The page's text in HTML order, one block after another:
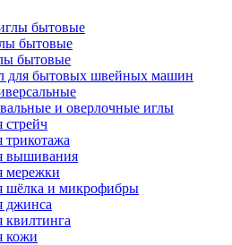
бытовые
бытовые
бытовые
для бытовых швейных машин
и оверлочные иглы
стрейч
вышивания
мережки
шёлка и микрофибры
джинса
квилтинга
кожи